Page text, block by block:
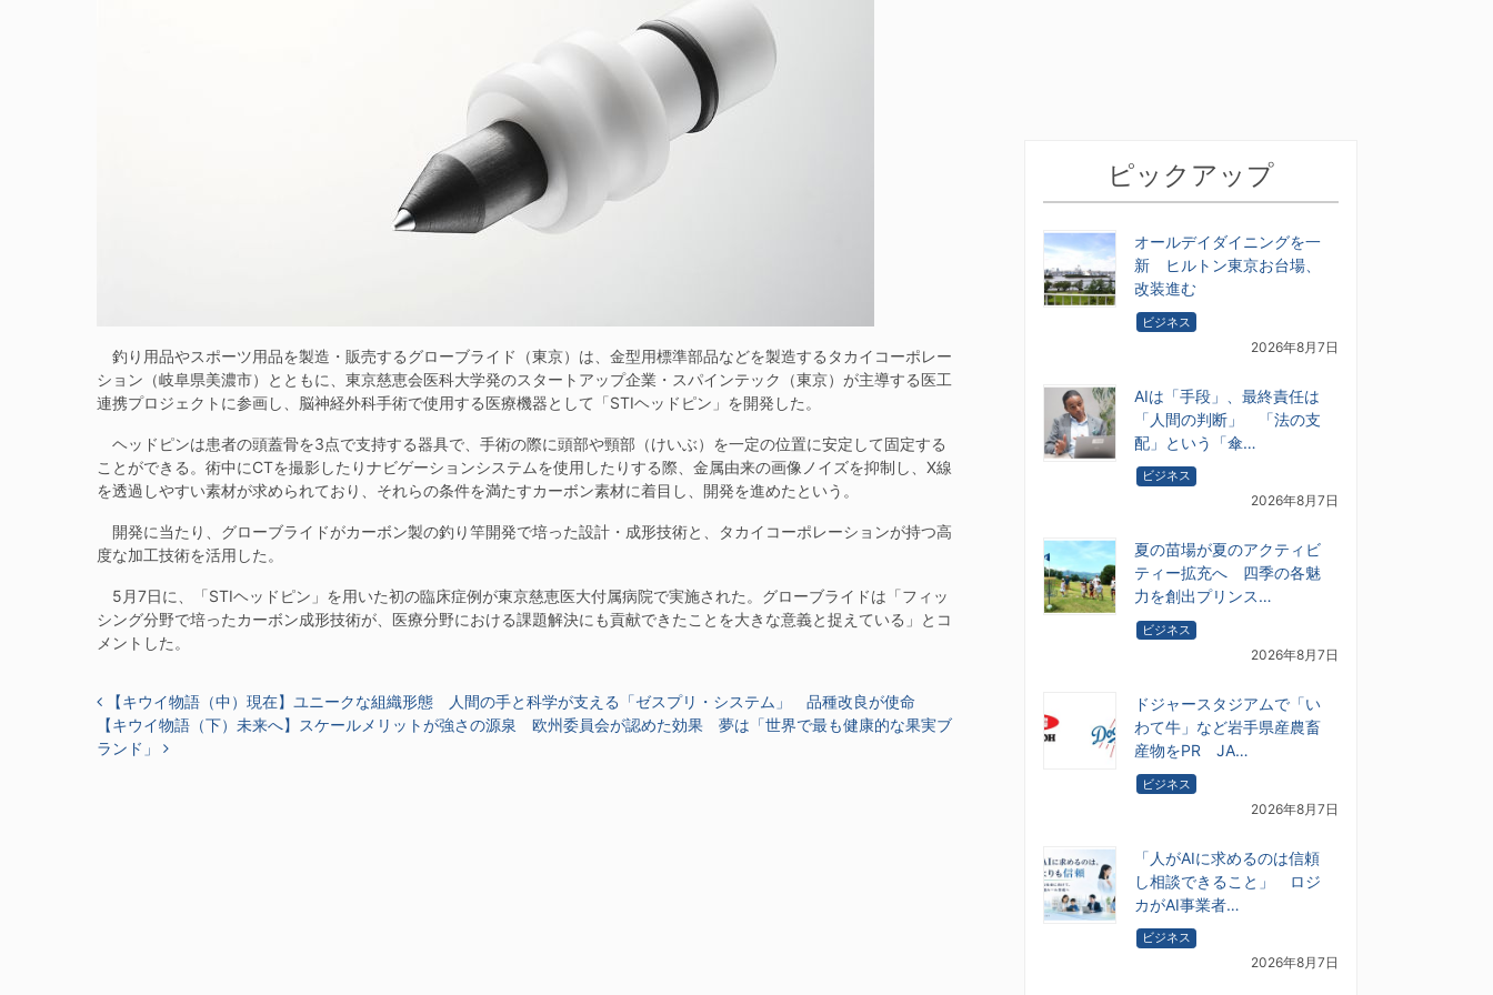
釣り用品やスポーツ用品を製造・販売するグローブライド（東京）は、金型用標準部品などを製造するタカイコーポレー
ション（岐阜県美濃市）とともに、東京慈恵会医科大学発のスタートアップ企業・スパインテック（東京）が主導する医工
連携プロジェクトに参画し、脳神経外科手術で使用する医療機器として「STIヘッドピン」を開発した。
ヘッドピンは患者の頭蓋骨を3点で支持する器具で、手術の際に頭部や頸部（けいぶ）を一定の位置に安定して固定する
ことができる。術中にCTを撮影したりナビゲーションシステムを使用したりする際、金属由来の画像ノイズを抑制し、X線
を透過しやすい素材が求められており、それらの条件を満たすカーボン素材に着目し、開発を進めたという。
開発に当たり、グローブライドがカーボン製の釣り竿開発で培った設計・成形技術と、タカイコーポレーションが持つ高
度な加工技術を活用した。
5月7日に、「STIヘッドピン」を用いた初の臨床症例が東京慈恵医大付属病院で実施された。グローブライドは「フィッ
シング分野で培ったカーボン成形技術が、医療分野における課題解決にも貢献できたことを大きな意義と捉えている」とコ
メントした。
投稿ナビゲーション
【キウイ物語（中）現在】ユニークな組織形態 人間の手と科学が支える「ゼスプリ・システム」 品種改良が使命
【キウイ物語（下）未来へ】スケールメリットが強さの源泉 欧州委員会が認めた効果 夢は「世界で最も健康的な果実ブ
ランド」
ピックアップ
オールデイダイニングを一
新 ヒルトン東京お台場、
改装進む
ビジネス
2026年8月7日
AIは「手段」、最終責任は
「人間の判断」 「法の支
配」という「傘…
ビジネス
2026年8月7日
夏の苗場が夏のアクティビ
ティー拡充へ 四季の各魅
力を創出プリンス…
ビジネス
2026年8月7日
ドジャースタジアムで「い
わて牛」など岩手県産農畜
産物をPR JA…
ビジネス
2026年8月7日
「人がAIに求めるのは信頼
し相談できること」 ロジ
カがAI事業者…
ビジネス
2026年8月7日